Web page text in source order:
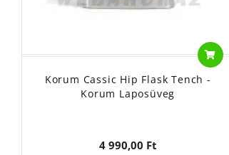
Korum Cassic Hip Flask Tench -
Korum Laposüveg
4 990,00 Ft